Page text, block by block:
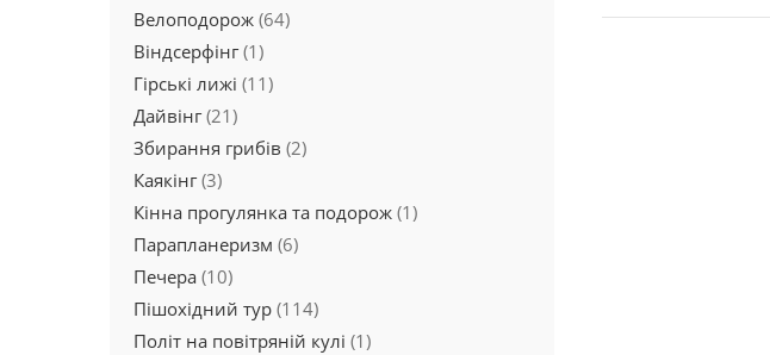
Велоподорож (64)
Віндсерфінг(1)
Гірські лижі (11)
Дайвінг(21)
Збирання грибів (2)
Каякінг(3)
Кінна прогулянка та подорож (1)
Парапланеризм (6)
Печера (10)
Пішохідний тур (114)
Політ на повітряній кулі (1)